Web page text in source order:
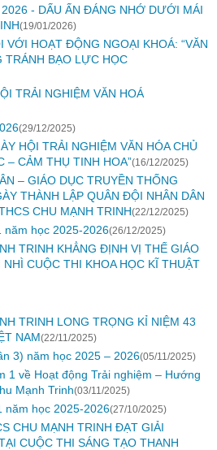
- DẤU ẤN ĐÁNG NHỚ DƯỚI MÁI
(19/01/2026)
VỚI HOẠT ĐỘNG NGOẠI KHOÁ: “VĂN
TRÁNH BẠO LỰC HỌC
TRẢI NGHIỆM VĂN HOÁ
(29/12/2025)
HỘI TRẢI NGHIỆM VĂN HÓA CHỦ
– CẢM THỤ TINH HOA”(16/12/2025)
– GIÁO DỤC TRUYỀN THỐNG
THÀNH LẬP QUÂN ĐỘI NHÂN DÂN
CHU MẠNH TRINH(22/12/2025)
năm học 2025-2026(26/12/2025)
TRINH KHẲNG ĐỊNH VỊ THẾ GIÁO
CUỘC THI KHOA HỌC KĨ THUẬT
TRINH LONG TRỌNG KỈ NIỆM 43
NAM(22/11/2025)
3) năm học 2025 – 2026(05/11/2025)
1 về Hoạt động Trải nghiệm – Hướng
Mạnh Trinh(03/11/2025)
năm học 2025-2026(27/10/2025)
CHU MẠNH TRINH ĐẠT GIẢI
CUỘC THI SÁNG TẠO THANH